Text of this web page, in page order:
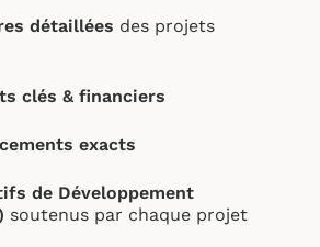
détaillées des projets
clés & financiers
exacts
de Développement
soutenus par chaque projet